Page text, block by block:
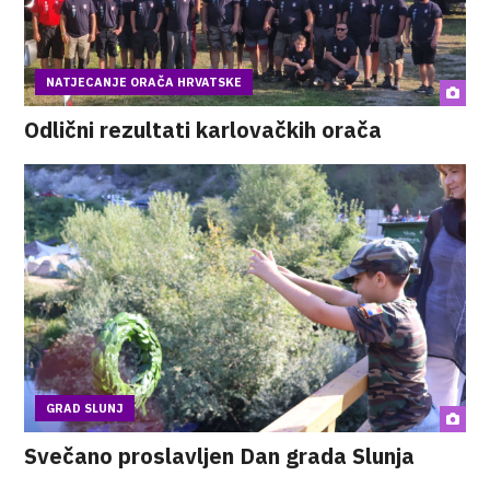
NATJECANJE ORAČA HRVATSKE
Odlični rezultati karlovačkih orača
GRAD SLUNJ
Svečano proslavljen Dan grada Slunja